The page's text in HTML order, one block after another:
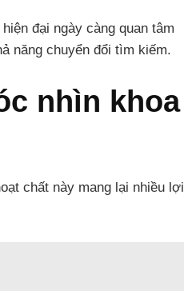
đại ngày càng quan tâm
năng chuyển đổi tìm kiếm.
nhìn khoa
chất này mang lại nhiều lợi